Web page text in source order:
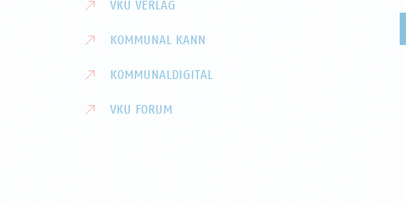
VKU VERLAG
KOMMUNAL KANN
KOMMUNALDIGITAL
VKU FORUM